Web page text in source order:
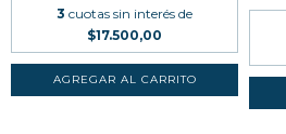
3 cuotas sin interés de
$17.500,00